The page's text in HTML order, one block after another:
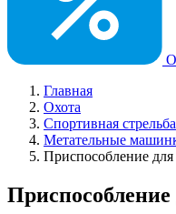
Главная
Охота
Спортивная стрельба
Метательные
Приспособление